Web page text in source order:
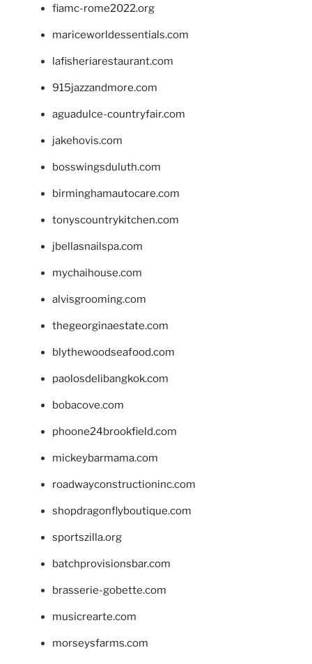
fiamc-rome2022.org
mariceworldessentials.com
lafisheriarestaurant.com
915jazzandmore.com
aguadulce-countryfair.com
jakehovis.com
bosswingsduluth.com
birminghamautocare.com
tonyscountrykitchen.com
jbellasnailspa.com
mychaihouse.com
alvisgrooming.com
thegeorginaestate.com
blythewoodseafood.com
paolosdelibangkok.com
bobacove.com
phoone24brookfield.com
mickeybarmama.com
roadwayconstructioninc.com
shopdragonflyboutique.com
sportszilla.org
batchprovisionsbar.com
brasserie-gobette.com
musicrearte.com
morseysfarms.com